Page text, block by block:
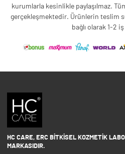
kurumlarla kesinlikle paylaşılmaz.
gerçekleşmektedir. Ürünlerin teslim
bağlı olarak 1-2
HC CARE, ERC BITKISEL KOZMETIK
MARKASIDIR.